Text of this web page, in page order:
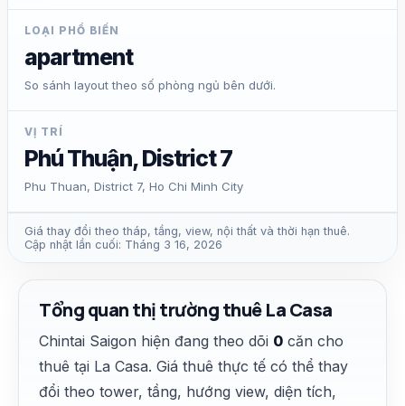
LOẠI PHỔ BIẾN
apartment
So sánh layout theo số phòng ngủ bên dưới.
VỊ TRÍ
Phú Thuận, District 7
Phu Thuan, District 7, Ho Chi Minh City
Giá thay đổi theo tháp, tầng, view, nội thất và thời hạn thuê.
Cập nhật lần cuối: Tháng 3 16, 2026
Tổng quan thị trường thuê La Casa
Chintai Saigon hiện đang theo dõi 0 căn cho
thuê tại La Casa. Giá thuê thực tế có thể thay
đổi theo tower, tầng, hướng view, diện tích,